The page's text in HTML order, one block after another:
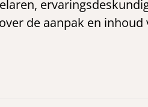
de aanpak en inhoud